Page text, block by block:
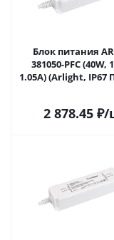
Блок питания
381050-PFC (40W,
1.05A) (Arlight, IP67
2 878.45₽/